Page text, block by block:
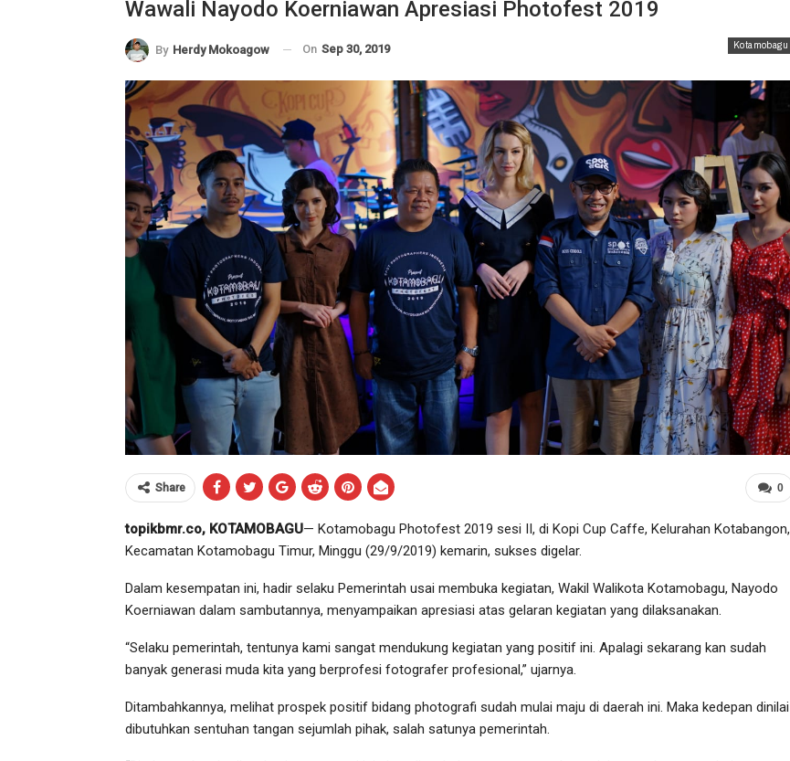
Wawali Nayodo Koerniawan Apresiasi Photofest 2019
Kotamobagu
By Herdy Mokoagow On Sep 30, 2019
0
Share
topikbmr.co, KOTAMOBAGU— Kotamobagu Photofest 2019 sesi II, di Kopi Cup Caffe, Kelurahan Kotabangon,
Kecamatan Kotamobagu Timur, Minggu (29/9/2019) kemarin, sukses digelar.
Dalam kesempatan ini, hadir selaku Pemerintah usai membuka kegiatan, Wakil Walikota Kotamobagu, Nayodo
Koerniawan dalam sambutannya, menyampaikan apresiasi atas gelaran kegiatan yang dilaksanakan.
“Selaku pemerintah, tentunya kami sangat mendukung kegiatan yang positif ini. Apalagi sekarang kan sudah
banyak generasi muda kita yang berprofesi fotografer profesional,” ujarnya.
Ditambahkannya, melihat prospek positif bidang photografi sudah mulai maju di daerah ini. Maka kedepan dinilai
dibutuhkan sentuhan tangan sejumlah pihak, salah satunya pemerintah.